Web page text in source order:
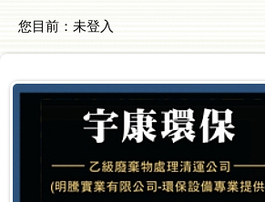
您目前： 未登入